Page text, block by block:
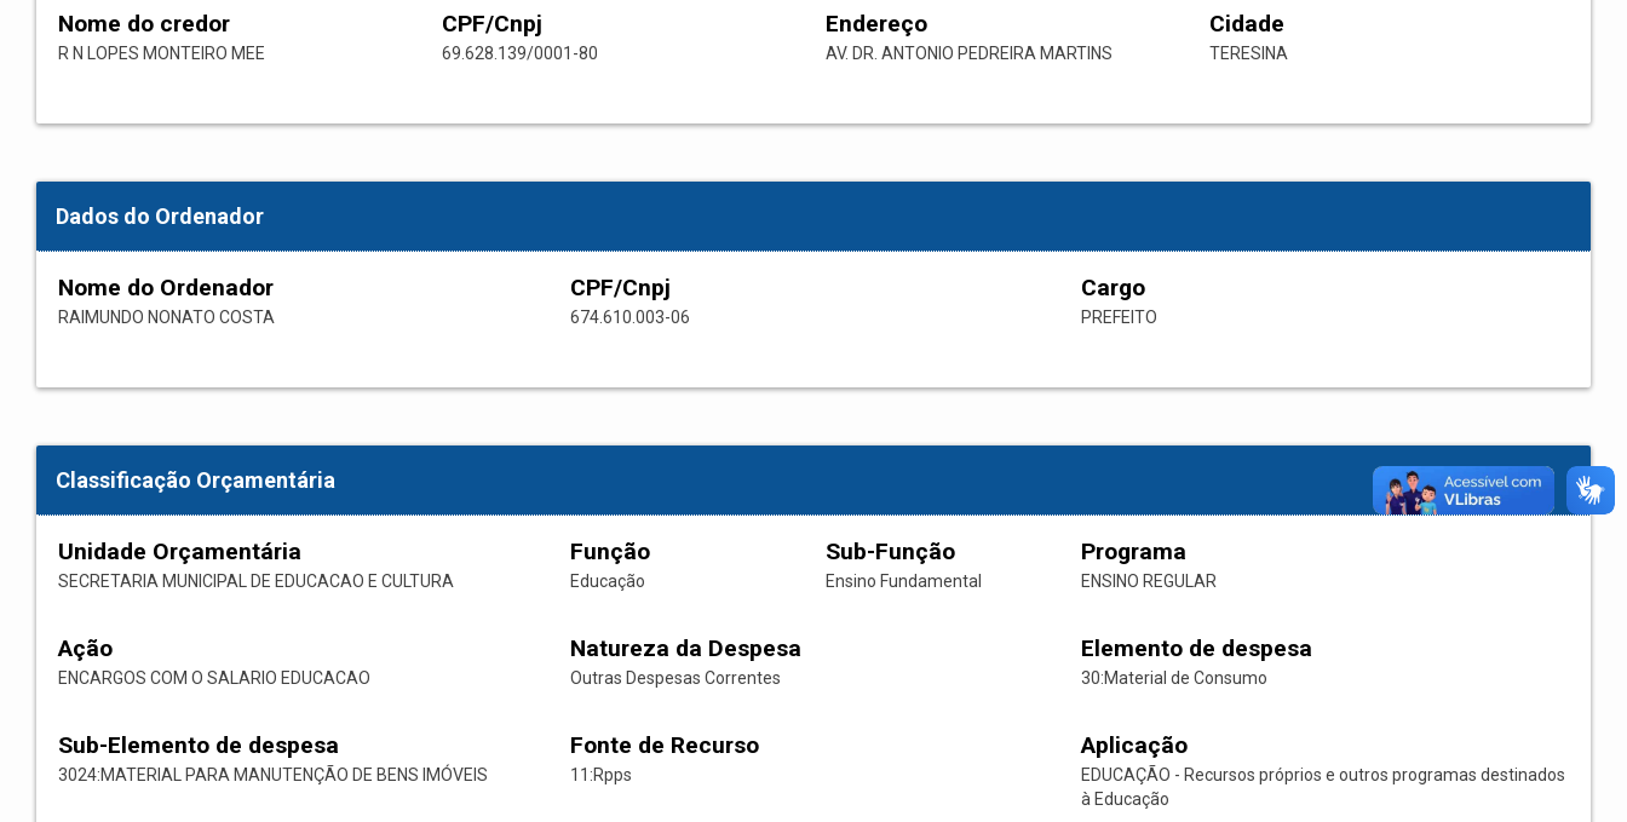
Nome do credor
R N LOPES MONTEIRO MEE
CPF/Cnpj
69.628.139/0001-80
Endereço
AV. DR. ANTONIO PEDREIRA MARTINS
Cidade
TERESINA
Dados do Ordenador
Nome do Ordenador
RAIMUNDO NONATO COSTA
CPF/Cnpj
674.610.003-06
Cargo
PREFEITO
Classificação Orçamentária
Unidade Orçamentária
SECRETARIA MUNICIPAL DE EDUCACAO E CULTURA
Função
Educação
Sub-Função
Ensino Fundamental
Programa
ENSINO REGULAR
Ação
ENCARGOS COM O SALARIO EDUCACAO
Natureza da Despesa
Outras Despesas Correntes
Elemento de despesa
30:Material de Consumo
Sub-Elemento de despesa
3024:MATERIAL PARA MANUTENÇÃO DE BENS IMÓVEIS
Fonte de Recurso
11:Rpps
Aplicação
EDUCAÇÃO - Recursos próprios e outros programas destinados
à Educação